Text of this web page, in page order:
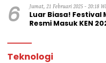
6 Jumat, 21 Februari 2025 - 20:18
Luar Biasa! Festival
Resmi Masuk KEN
Teknologi